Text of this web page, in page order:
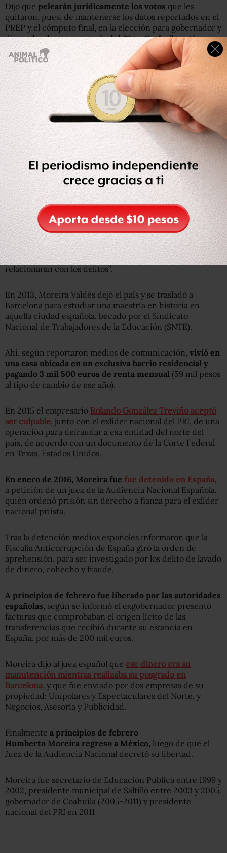
Dijo que pelearán jurídicamente los votos que les
quitaron, pues, de mantenerse los datos reportados en el
PREP y el cómputo final, en la elección para gobernador y
diputados,la permanencia del PJ en Coahuila está en
riesgo .
Las acusaciones tras Moreira
El hoy expriista gobernó Coahuila de 2005 a enero de
2011, cuando pidió licencia al cargo para encabezar la
dirigencia nacional del partido tricolor durante 9 meses.
En agosto de 2011, la Secretaría de Hacienda dio a
conocer que la deuda de Coahuila se disparó a 35 mil
millones de pesos.Unos meses después la Procuraduría
General de la República (PGR) inició una investigación,
tras la denuncia de que recursos funcionarios
coahuilenses obtuvieron recursos públicos con
documentación falsa. En la investigación se vinculó a
Humberto Moreira.
Sin embargo, meses más tarde la PGR exculpó a al
exmandatario al “no tener pruebas contundentes que lo
relacionaran con los delitos”.
En 2013, Moreira Valdés dejó el país y se trasladó a
Barcelona para estudiar una maestría en historia en
aquella ciudad española, becado por el Sindicato
Nacional de Trabajadores de la Educación (SNTE).
Ahí, según reportaron medios de comunicación, vivió en
una casa ubicada en un exclusiva barrio residencial y
pagando 3 mil 500 euros de renta mensual (59 mil pesos
al tipo de cambio de ese año).
En 2015 el empresario Rolando González Treviño aceptó
ser culpable , junto con el exlíder nacional del PRI, de una
operación para defraudar a esa entidad del norte del
país, de acuerdo con un documento de la Corte Federal
en Texas, Estados Unidos.
En enero de 2016, Moreira fue fue detenido en España,
a petición de un juez de la Audiencia Nacional Española,
quién ordenó prisión sin derecho a fianza para el exlíder
nacional priista.
Tras la detención medios españoles informaron que la
Fiscalía Anticorrupción de España giró la orden de
aprehensión, para ser investigado por los delito de lavado
de dinero, cohecho y fraude.
A principios de febrero fue liberado por las autoridades
españolas, según se informó el exgobernador presentó
facturas que comprobaban el origen lícito de las
transferencias que recibió durante su estancia en
España, por más de 200 mil euros.
Moreira dijo al juez español que ese dinero era su
manutención mientras realizaba su posgrado en
Barcelona , y que fue enviado por dos empresas de su
propiedad: Unipolares y Espectaculares del Norte, y
Negocios, Asesoría y Publicidad.
Finalmente a principios de febrero
Humberto Moreira regreso a México, luego de que el
Juez de la Audiencia Nacional decretó su libertad.
Moreira fue secretario de Educación Pública entre 1999 y
2002, presidente municipal de Saltillo entre 2003 y 2005,
gobernador de Coahuila (2005-2011) y presidente
nacional del PRI en 2011